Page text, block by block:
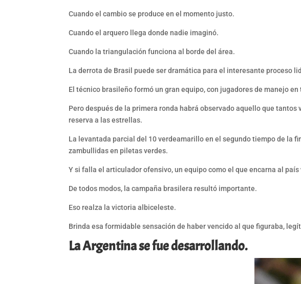
Cuando el cambio se produce en el momento justo.
Cuando el arquero llega donde nadie imaginó.
Cuando la triangulación funciona al borde del área.
La derrota de Brasil puede ser dramática para el interesante proceso
El técnico brasileño formó un gran equipo, con jugadores de manejo
Pero después de la primera ronda habrá observado aquello que
reserva a las estrellas.
La levantada parcial del 10 verdeamarillo en el segundo tiempo de la
zambullidas en piletas verdes.
Y si falla el articulador ofensivo, un equipo como el que encarna al
De todos modos, la campaña brasilera resultó importante.
Eso realza la victoria albiceleste.
Brinda esa formidable sensación de haber vencido al que figuraba,
La Argentina se fue desarrollando.